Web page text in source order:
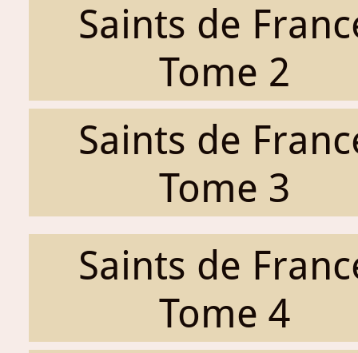
Saints de
Tome 2
Saints de
Tome 3
Saints de
Tome 4